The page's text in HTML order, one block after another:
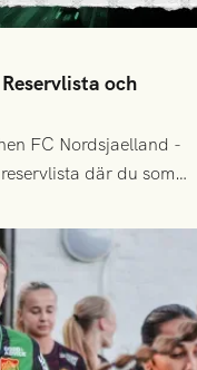
och
FC Nordsjaelland -
där du som
intresse. Du kan